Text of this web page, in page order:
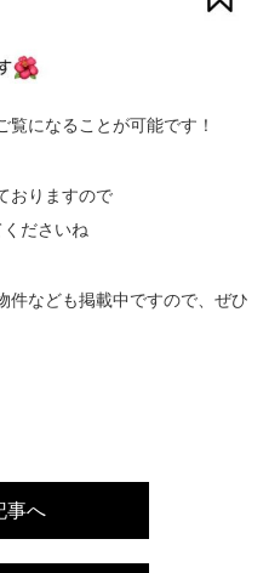
になることが可能です！
おりますので
ださいね
件なども掲載中ですので、ぜひ
事へ